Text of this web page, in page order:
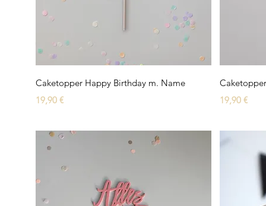
Schnellansicht
Caketopper Happy Birthday m. Name
Preis
19,90 €
Preis
19,90 €